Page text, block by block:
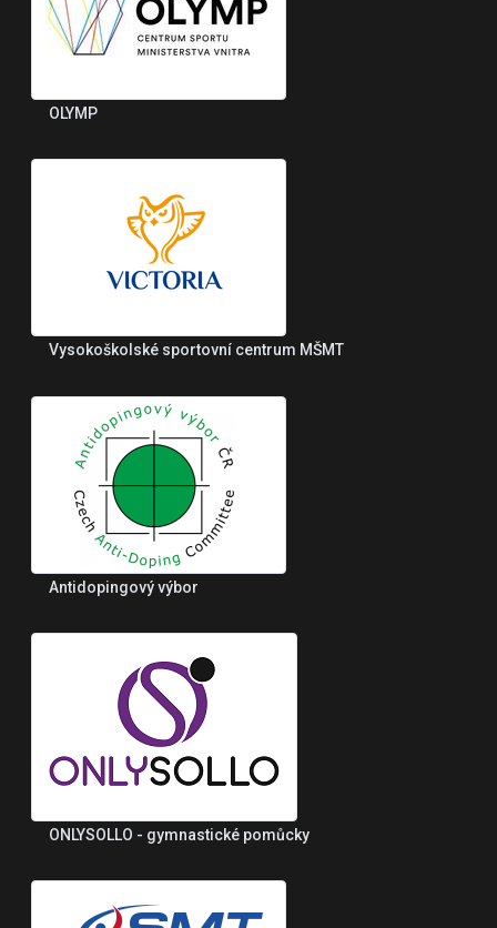
OLYMP
Vysokoškolské sportovní centrum MŠMT
Antidopingový výbor
ONLYSOLLO - gymnastické pomůcky